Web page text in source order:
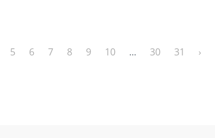
5 6 7 8 9 10 ... 30 31 ›